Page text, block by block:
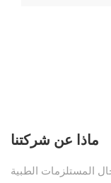
ماذا عن شركتنا
المستلزمات الطبية